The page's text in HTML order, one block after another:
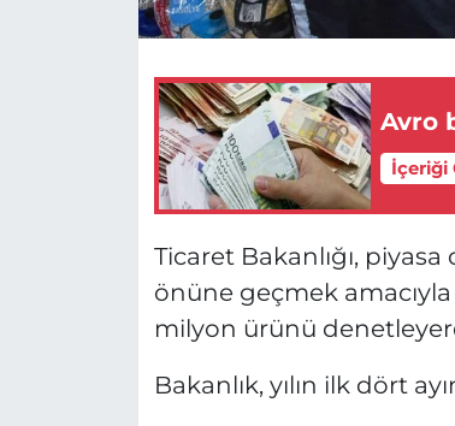
Avro
İçeriği
Ticaret Bakanlığı,
önüne geçmek
milyon ürünü
Bakanlık, yılın ilk dört